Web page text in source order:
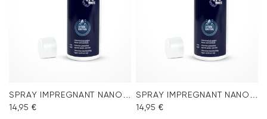
SPRAY IMPREGNANT NANO PROTECT
14,95 €
SPRAY IMPREGNANT NANO PROTECT
14,95 €